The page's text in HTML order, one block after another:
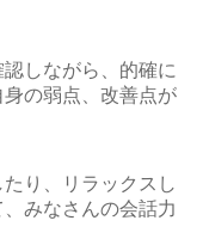
しながら、的確に
の弱点、改善点が
り、リラックスし
みなさんの会話力